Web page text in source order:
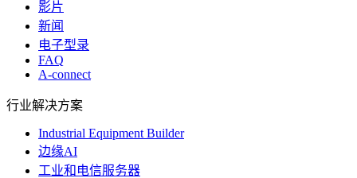
影片
新闻
电子型录
FAQ
A-connect
行业解决方案
Industrial Equipment Builder
边缘AI
工业和电信服务器